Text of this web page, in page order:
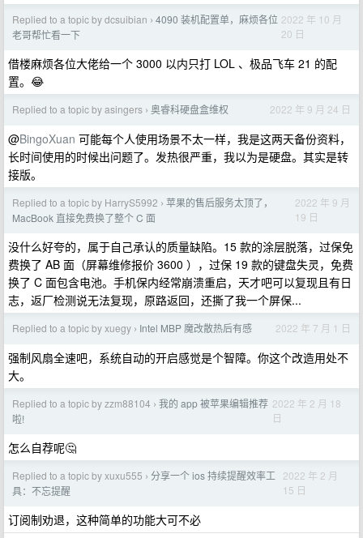
Replied to a topic by dcsuibian › 4090 装机配置单，麻烦各位
老哥帮忙看一下
2022 年 10 月
20 日
借楼麻烦各位大佬给一个 3000 以内只打 LOL 、极品飞车 21 的配
置。😂
Replied to a topic by asingers › 奥睿科硬盘盒维权 2022 年 9 月 24 日
@BingoXuan 可能每个人使用场景不太一样，我是这两天备份资料，
长时间使用的时候出问题了。发热很严重，我以为是硬盘。其实是转
接版。
Replied to a topic by HarryS5992 › 苹果的售后服务太顶了，
MacBook 直接免费换了整个 C 面
2022 年 9 月
19 日
没什么好夸的，属于自己承认的质量缺陷。15 款的涂层脱落，过保免
费换了 AB 面（屏幕维修报价 3600 ），过保 19 款的键盘失灵，免费
换了 C 面包含电池。手机保内经常崩溃重启，天才吧可以复现且有日
志，返厂检测说无法复现，原路返回，还撕了我一个屏保...
Replied to a topic by xuegy › Intel MBP 魔改散热后有感 2022 年 7 月 1 日
强制风扇全速吧，系统自动的开启感觉是个智障。你这个改造用处不
大。
Replied to a topic by zzm88104 › 我的 app 被苹果编辑推荐
啦!
2022 年 2 月 18
日
怎么自荐呢🤔️
Replied to a topic by xuxu555 › 分享一个 ios 持续提醒效率工
具：不忘提醒
2022 年 2 月
15 日
订阅制劝退，这种简单的功能大可不必